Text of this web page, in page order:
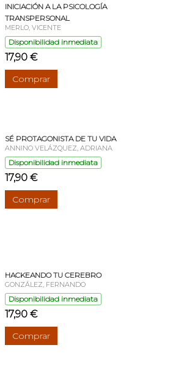
INICIACIÓN A LA PSICOLOGÍA
TRANSPERSONAL
MERLO, VICENTE
Disponibilidad inmediata
17,90 €
Comprar
SÉ PROTAGONISTA DE TU VIDA
ANNINO VELÁZQUEZ, ADRIANA
Disponibilidad inmediata
17,90 €
Comprar
HACKEANDO TU CEREBRO
GONZÁLEZ, FERNANDO
Disponibilidad inmediata
17,90 €
Comprar